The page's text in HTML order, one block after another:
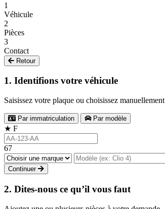
1
Véhicule
2
Pièces
3
Contact
Retour
1. Identifions votre véhicule
Saisissez votre plaque ou choisissez manuellement
Par immatriculation Par modèle
★ F
67
Continuer
2. Dites-nous ce qu’il vous faut